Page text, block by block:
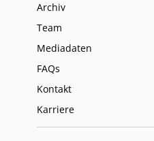
Archiv
Team
Mediadaten
FAQs
Kontakt
Karriere